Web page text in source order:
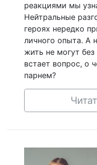
реакциями мы
Нейтральные
героях нередко
личного опыта. А
жить не могут
встает вопрос, о
парнем?